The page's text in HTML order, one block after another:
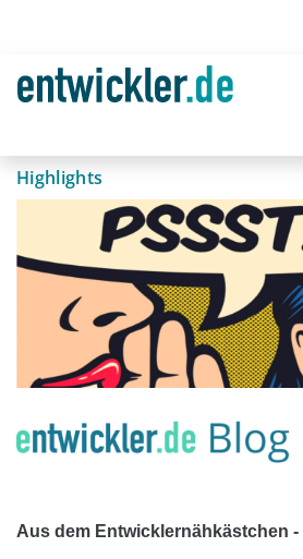
Highlights
Aus dem Entwicklernähkästchen -